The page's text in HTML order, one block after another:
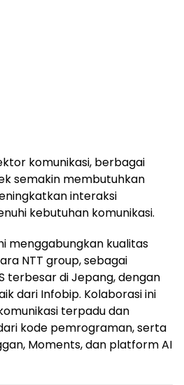
komunikasi, berbagai
semakin membutuhkan
interaksi
kebutuhan komunikasi.
menggabungkan kualitas
NTT group, sebagai
terbesar di Jepang, dengan
dari Infobip. Kolaborasi ini
terpadu dan
kode pemrograman, serta
Moments, dan platform AI